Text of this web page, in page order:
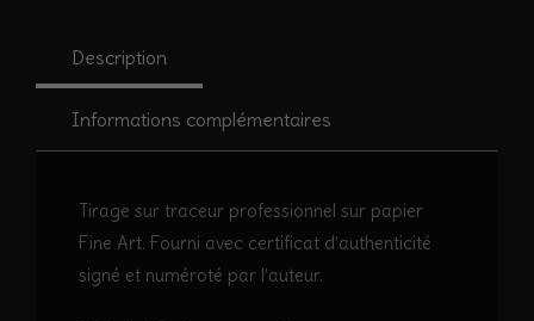
Description
Informations complémentaires
Tirage sur traceur professionnel sur papier
Fine Art. Fourni avec certificat d’authenticité
signé et numéroté par l’auteur.